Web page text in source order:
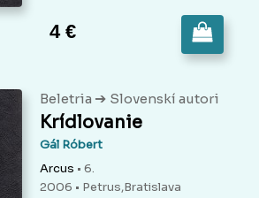
4 €
Beletria ➔ Slovenskí autori
Krídlovanie
Gál Róbert
Arcus • 6.
2006 • Petrus,Bratislava